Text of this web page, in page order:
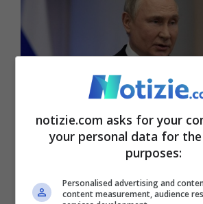
Vladimir Putin conferma che da parte
nessuna intenzione di arrivare ad una
notizie.com asks for your
your personal data for
purposes:
Personalised advertising and
content measurement, audience